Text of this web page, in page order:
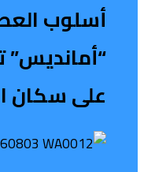
أسلوب
“أمانديس”
على سكان